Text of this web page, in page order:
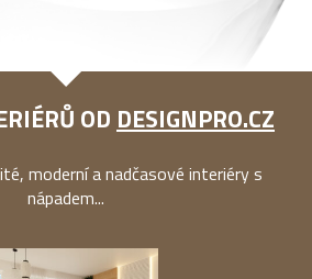
OD DESIGNPRO.CZ
moderní a nadčasové interiéry s
nápadem...